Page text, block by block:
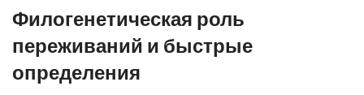
Филогенетическая роль
переживаний и быстрые
определения